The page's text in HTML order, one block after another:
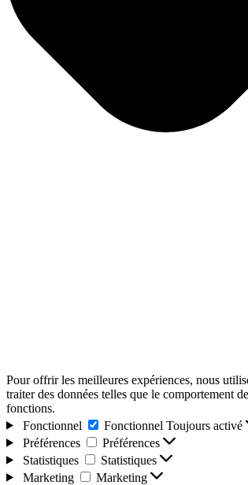
Pour offrir les meilleures expériences, nous
traiter des données telles que le comportement
fonctions.
Fonctionnel
Fonctionnel Toujours activé
Préférences
Préférences
Statistiques
Statistiques
Marketing
Marketing